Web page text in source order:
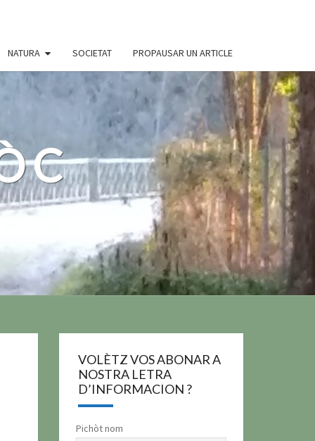
NATURA SOCIETAT PROPAUSAR UN ARTICLE
VOLÈTZ VOS ABONAR A
NOSTRA LETRA
D’INFORMACION ?
Pichòt nom